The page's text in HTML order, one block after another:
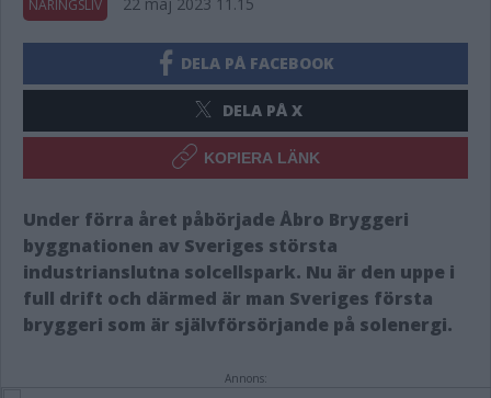
NÄRINGSLIV
DELA PÅ FACEBOOK
DELA PÅ X
KOPIERA LÄNK
Under förra året påbörjade Åbro Bryggeri
byggnationen av Sveriges största
industrianslutna solcellspark. Nu är den uppe i
full drift och därmed är man Sveriges första
bryggeri som är självförsörjande på solenergi.
Annons: